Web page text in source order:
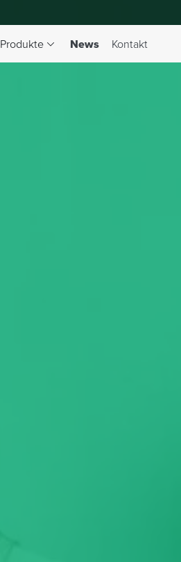
Produkte
Dropdown-Menü Produkte umschalten
News(aktiv)
Kontakt